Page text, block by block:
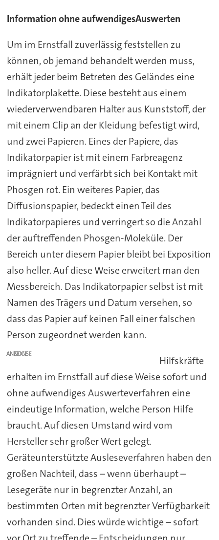
Information ohne aufwendigesAuswerten
Um im Ernstfall zuverlässig feststellen zu
können, ob jemand behandelt werden muss,
erhält jeder beim Betreten des Geländes eine
Indikatorplakette. Diese besteht aus einem
wiederverwendbaren Halter aus Kunststoff, der
mit einem Clip an der Kleidung befestigt wird,
und zwei Papieren. Eines der Papiere, das
Indikatorpapier ist mit einem Farbreagenz
imprägniert und verfärbt sich bei Kontakt mit
Phosgen rot. Ein weiteres Papier, das
Diffusionspapier, bedeckt einen Teil des
Indikatorpapieres und verringert so die Anzahl
der auftreffenden Phosgen-Moleküle. Der
Bereich unter diesem Papier bleibt bei Exposition
also heller. Auf diese Weise erweitert man den
Messbereich. Das Indikatorpapier selbst ist mit
Namen des Trägers und Datum versehen, so
dass das Papier auf keinen Fall einer falschen
Person zugeordnet werden kann.
ANZEIGE
Hilfskräfte
erhalten im Ernstfall auf diese Weise sofort und
ohne aufwendiges Auswerteverfahren eine
eindeutige Information, welche Person Hilfe
braucht. Auf diesen Umstand wird vom
Hersteller sehr großer Wert gelegt.
Geräteunterstützte Ausleseverfahren haben den
großen Nachteil, dass – wenn überhaupt –
Lesegeräte nur in begrenzter Anzahl, an
bestimmten Orten mit begrenzter Verfügbarkeit
vorhanden sind. Dies würde wichtige – sofort